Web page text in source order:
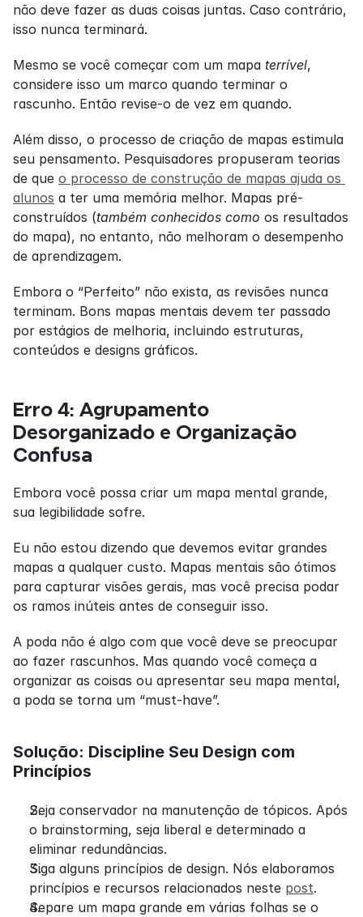
não deve fazer as duas coisas juntas. Caso contrário,
isso nunca terminará.
Mesmo se você começar com um mapa terrível,
considere isso um marco quando terminar o
rascunho. Então revise-o de vez em quando.
Além disso, o processo de criação de mapas estimula
seu pensamento. Pesquisadores propuseram teorias
de que o processo de construção de mapas ajuda os
alunos a ter uma memória melhor. Mapas pré-
construídos (também conhecidos como os resultados
do mapa), no entanto, não melhoram o desempenho
de aprendizagem.
Embora o “Perfeito” não exista, as revisões nunca
terminam. Bons mapas mentais devem ter passado
por estágios de melhoria, incluindo estruturas,
conteúdos e designs gráficos.
Erro 4: Agrupamento
Desorganizado e Organização
Confusa
Embora você possa criar um mapa mental grande,
sua legibilidade sofre.
Eu não estou dizendo que devemos evitar grandes
mapas a qualquer custo. Mapas mentais são ótimos
para capturar visões gerais, mas você precisa podar
os ramos inúteis antes de conseguir isso.
A poda não é algo com que você deve se preocupar
ao fazer rascunhos. Mas quando você começa a
organizar as coisas ou apresentar seu mapa mental,
a poda se torna um “must-have”.
Solução: Discipline Seu Design com
Princípios
Seja conservador na manutenção de tópicos. Após
o brainstorming, seja liberal e determinado a
eliminar redundâncias.
Siga alguns princípios de design. Nós elaboramos
princípios e recursos relacionados neste post.
Separe um mapa grande em várias folhas se o